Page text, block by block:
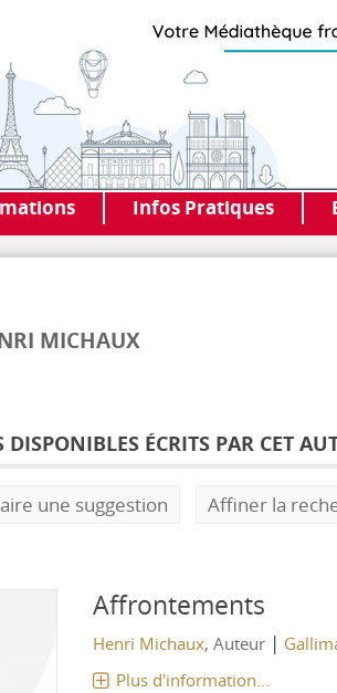
Infos Pratiques
MICHAUX
ÉCRITS PAR CET
une suggestion Affiner la
Affrontements
Henri Michaux, Auteur |
Plus d'information...